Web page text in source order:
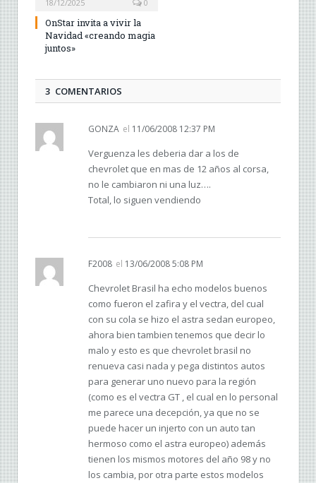
18/12/2025 0
OnStar invita a vivir la
Navidad «creando magia
juntos»
3 COMENTARIOS
GONZA el 11/06/2008 12:37 PM
Verguenza les deberia dar a los de
chevrolet que en mas de 12 años al corsa,
no le cambiaron ni una luz….
Total, lo siguen vendiendo
F2008 el 13/06/2008 5:08 PM
Chevrolet Brasil ha echo modelos buenos
como fueron el zafira y el vectra, del cual
con su cola se hizo el astra sedan europeo,
ahora bien tambien tenemos que decir lo
malo y esto es que chevrolet brasil no
renueva casi nada y pega distintos autos
para generar uno nuevo para la región
(como es el vectra GT , el cual en lo personal
me parece una decepción, ya que no se
puede hacer un injerto con un auto tan
hermoso como el astra europeo) además
tienen los mismos motores del año 98 y no
los cambia, por otra parte estos modelos